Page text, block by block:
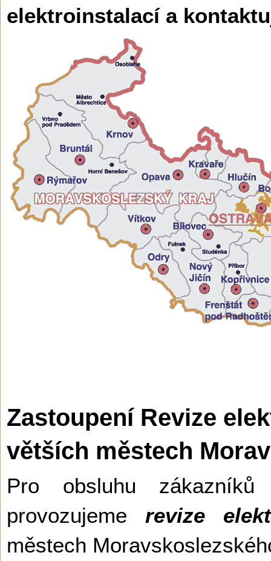
elektroinstalací a
Zastoupení Revize
větších městech
Pro obsluhu
provozujeme revize
městech